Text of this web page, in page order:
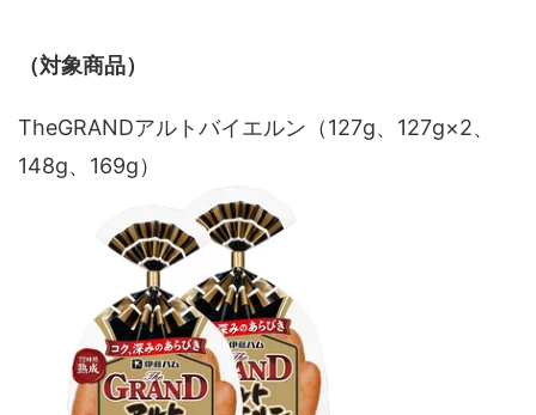
（対象商品）
TheGRANDアルトバイエルン（127g、127g×2、
148g、169g）